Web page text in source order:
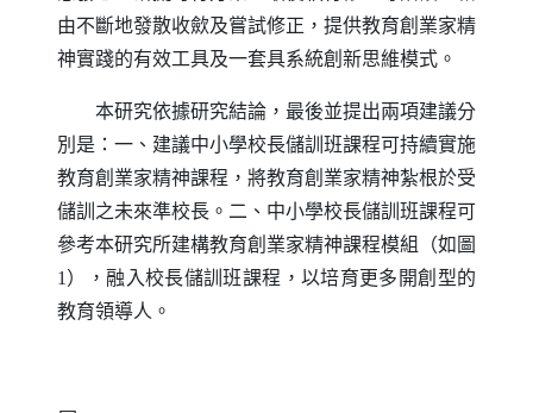
由不斷地發散收歛及嘗試修正，提供教育創業家精
神實踐的有效工具及一套具系統創新思維模式。
本研究依據研究結論，最後並提出兩項建議分
別是：一、建議中小學校長儲訓班課程可持續實施
教育創業家精神課程，將教育創業家精神紮根於受
儲訓之未來準校長。二、中小學校長儲訓班課程可
參考本研究所建構教育創業家精神課程模組（如圖
1），融入校長儲訓班課程，以培育更多開創型的
教育領導人。